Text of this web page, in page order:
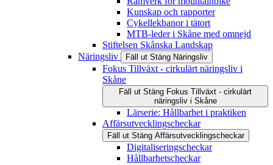
Kunskap och rapporter
Cykellekbanor i tätort
MTB-leder i Skåne med omnejd
Stiftelsen Skånska Landskap
Näringsliv
Fäll ut Stäng Näringsliv
Fokus Tillväxt - cirkulärt näringsliv i
Skåne
Fäll ut Stäng Fokus Tillväxt - cirkulärt
näringsliv i Skåne
Lärserie: Hållbarhet i praktiken
Affärsutvecklingscheckar
Fäll ut Stäng Affärsutvecklingscheckar
Digitaliseringscheckar
Hållbarhetscheckar